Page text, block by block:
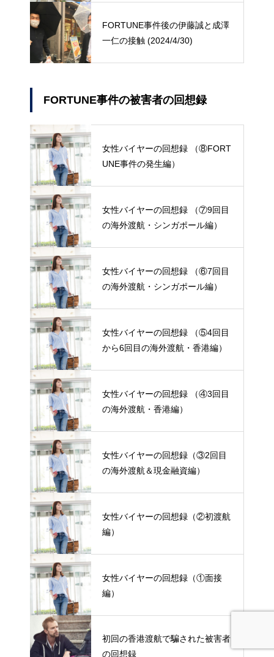
FORTUNE事件後の伊藤誠と成澤
一仁の接触 (2024/4/30)
FORTUNE事件の被害者の回想録
女性バイヤーの回想録 （⑧FORT
UNE事件の発生編）
女性バイヤーの回想録 （⑦9回目
の海外渡航・シンガポール編）
女性バイヤーの回想録 （⑥7回目
の海外渡航・シンガポール編）
女性バイヤーの回想録 （⑤4回目
から6回目の海外渡航・香港編）
女性バイヤーの回想録 （④3回目
の海外渡航・香港編）
女性バイヤーの回想録（③2回目
の海外渡航＆現金融資編）
女性バイヤーの回想録（②初渡航
編）
女性バイヤーの回想録（①面接
編）
初回の香港渡航で騙された被害者
の回想録